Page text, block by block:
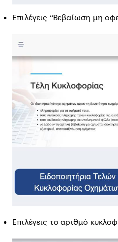
Επιλέγεις “Βεβαίωση μη
Επιλέγεις το αριθμό